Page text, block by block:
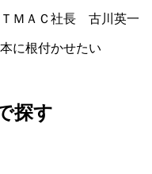
ＴＭＡＣ社長 古川英一
に根付かせたい
探す